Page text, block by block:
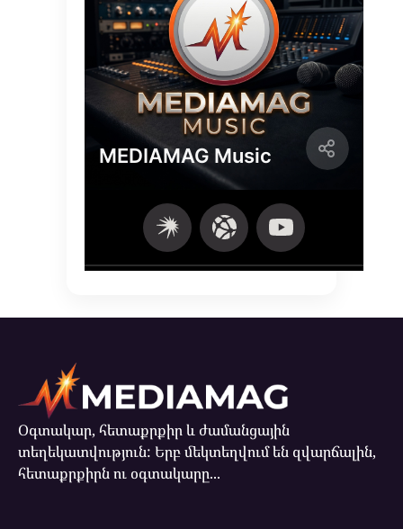
Օգտակար, հետաքրքիր և ժամանցային
տեղեկատվություն: Երբ մեկտեղվում են զվարճալին,
հետաքրքիրն ու օգտակարը...